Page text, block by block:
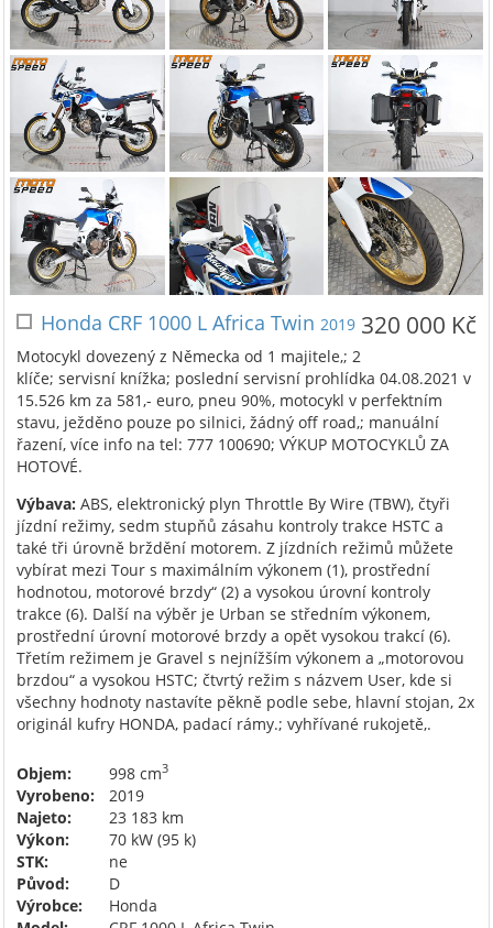
320 000 Kč
Honda CRF 1000 L Africa Twin 2019
Motocykl dovezený z Německa od 1 majitele,; 2
klíče; servisní knížka; poslední servisní prohlídka 04.08.2021 v
15.526 km za 581,- euro, pneu 90%, motocykl v perfektním
stavu, ježděno pouze po silnici, žádný off road,; manuální
řazení, více info na tel: 777 100690; VÝKUP MOTOCYKLŮ ZA
HOTOVÉ.
Výbava: ABS, elektronický plyn Throttle By Wire (TBW), čtyři
jízdní režimy, sedm stupňů zásahu kontroly trakce HSTC a
také tři úrovně brždění motorem. Z jízdních režimů můžete
vybírat mezi Tour s maximálním výkonem (1), prostřední
hodnotou, motorové brzdy“ (2) a vysokou úrovní kontroly
trakce (6). Další na výběr je Urban se středním výkonem,
prostřední úrovní motorové brzdy a opět vysokou trakcí (6).
Třetím režimem je Gravel s nejnížším výkonem a „motorovou
brzdou“ a vysokou HSTC; čtvrtý režim s názvem User, kde si
všechny hodnoty nastavíte pěkně podle sebe, hlavní stojan, 2x
originál kufry HONDA, padací rámy.; vyhřívané rukojetě,.
Objem: 998 cm3
Vyrobeno:
2019
Najeto:
23 183 km
Výkon:
70 kW (95 k)
STK:
ne
Původ:
D
Výrobce:
Honda